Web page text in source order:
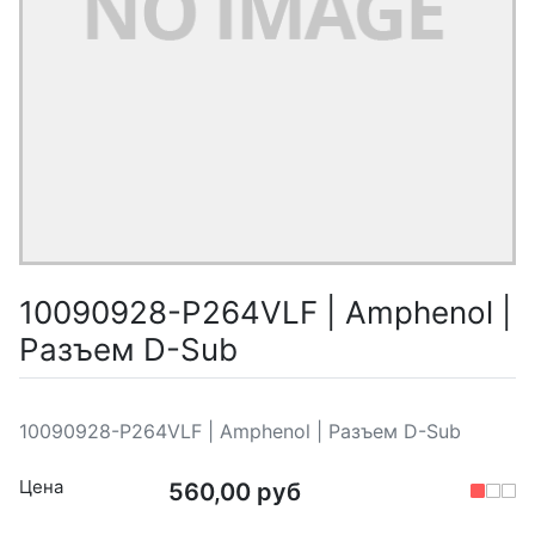
10090928-P264VLF | Amphenol |
Разъем D-Sub
10090928-P264VLF | Amphenol | Разъем D-Sub
Цена 560,00 руб